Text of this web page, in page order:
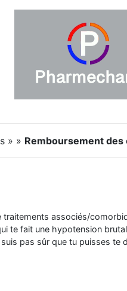
» » Remboursement
associés/
te fait une hypotension
pas sûr que tu puisses